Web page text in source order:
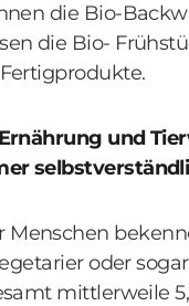
die Bio-
die Bio-
und
Menschen
oder
mittlerweile